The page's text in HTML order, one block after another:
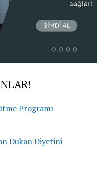
Programı
Dukan Diyetini